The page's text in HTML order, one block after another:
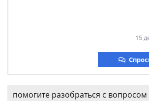
15
помогите разобраться с вопросом